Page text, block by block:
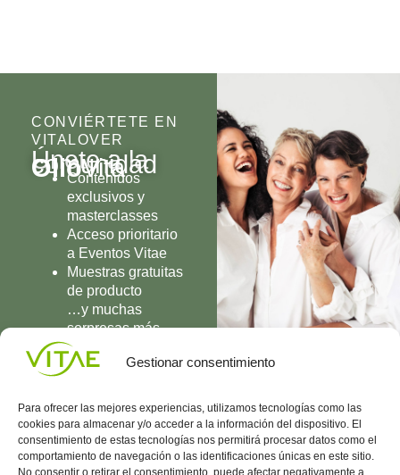
Gestionar consentimiento
Para ofrecer las mejores experiencias, utilizamos tecnologías como las
cookies para almacenar y/o acceder a la información del dispositivo. El
consentimiento de estas tecnologías nos permitirá procesar datos como el
comportamiento de navegación o las identificaciones únicas en este sitio.
No consentir o retirar el consentimiento, puede afectar negativamente a
CONVIÉRTETE EN
VITALOVER
Únete a la
comunidad
OlioVita
Contenidos
exclusivos y
masterclasses
Acceso prioritario
a Eventos Vitae
Muestras gratuitas
de producto
…y muchas
sorpresas más
UNIRME
Conocenos
Política
(+34)